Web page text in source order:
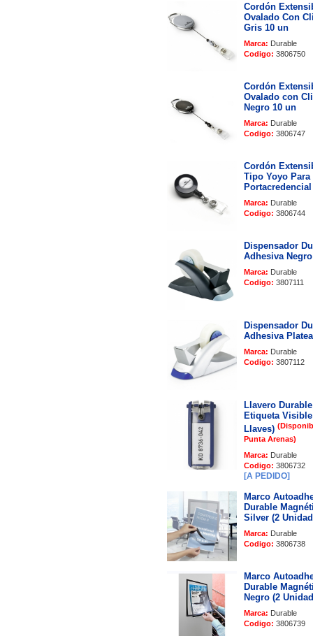
Cordón
Ovalado Con
Gris 10 un
Marca: Durable
Codigo: 3806750
Cordón
Ovalado con
Negro 10 un
Marca: Durable
Codigo: 3806747
Cordón
Tipo Yoyo Para
Portacredencial
Marca: Durable
Codigo: 3806744
Dispensador
Adhesiva Negro
Marca: Durable
Codigo: 3807111
Dispensador
Adhesiva
Marca: Durable
Codigo: 3807112
Llavero
Etiqueta
Llaves)
Punta Arenas)
Marca: Durable
Codigo: 3806732
[A PEDIDO]
Marco
Durable
Silver (2
Marca: Durable
Codigo: 3806738
Marco
Durable
Negro (2
Marca: Durable
Codigo: 3806739